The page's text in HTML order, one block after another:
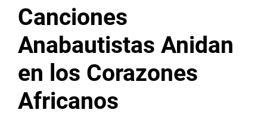
Canciones
Anabautistas Anidan
en los Corazones
Africanos